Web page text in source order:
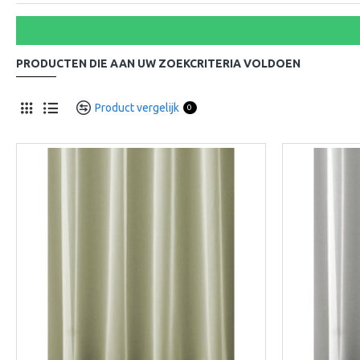
PRODUCTEN DIE AAN UW ZOEKCRITERIA VOLDOEN
Product vergelijk 0